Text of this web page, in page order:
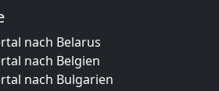
nach Belarus
nach Belgien
nach Bulgarien